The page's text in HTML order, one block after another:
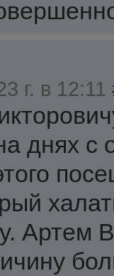
г. в 12:11
днях с
Артем